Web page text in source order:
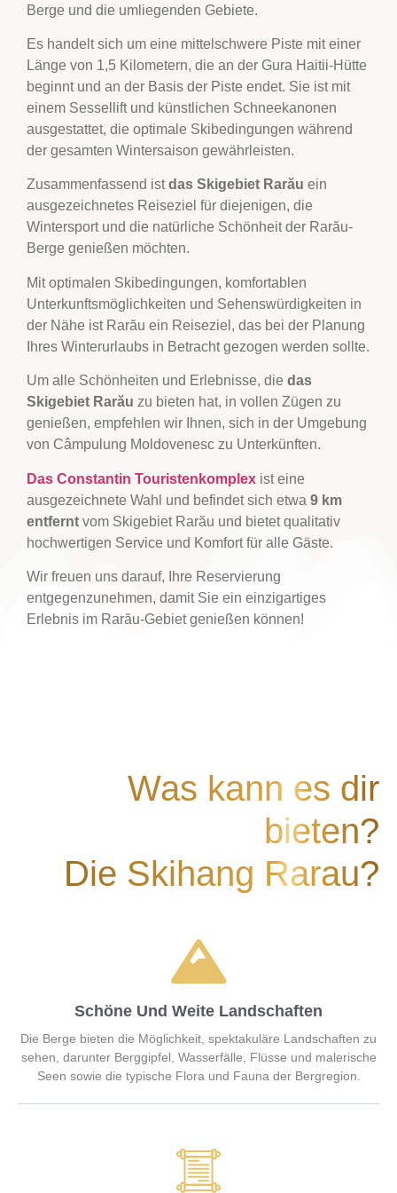
Berge und die umliegenden Gebiete.
Es handelt sich um eine mittelschwere Piste mit einer
Länge von 1,5 Kilometern, die an der Gura Haitii-Hütte
beginnt und an der Basis der Piste endet. Sie ist mit
einem Sessellift und künstlichen Schneekanonen
ausgestattet, die optimale Skibedingungen während
der gesamten Wintersaison gewährleisten.
Zusammenfassend istdas Skigebiet Rarău ein
ausgezeichnetes Reiseziel für diejenigen, die
Wintersport und die natürliche Schönheit der Rarău-
Berge genießen möchten.
Mit optimalen Skibedingungen, komfortablen
Unterkunftsmöglichkeiten und Sehenswürdigkeiten in
der Nähe ist Rarău ein Reiseziel, das bei der Planung
Ihres Winterurlaubs in Betracht gezogen werden sollte.
Um alle Schönheiten und Erlebnisse, die das
Skigebiet Rarău zu bieten hat, in vollen Zügen zu
genießen, empfehlen wir Ihnen, sich in der Umgebung
von Câmpulung Moldovenesc zu Unterkünften.
Das Constantin Touristenkomplex ist eine
ausgezeichnete Wahl und befindet sich etwa 9 km
entfernt vom Skigebiet Rarău und bietet qualitativ
hochwertigen Service und Komfort für alle Gäste.
Wir freuen uns darauf, Ihre Reservierung
entgegenzunehmen, damit Sie ein einzigartiges
Erlebnis im Rarău-Gebiet genießen können!
Was kann es dir
bieten?
Die Skihang Rarau?
Schöne Und Weite Landschaften
Die Berge bieten die Möglichkeit, spektakuläre Landschaften zu
sehen, darunter Berggipfel, Wasserfälle, Flüsse und malerische
Seen sowie die typische Flora und Fauna der Bergregion.